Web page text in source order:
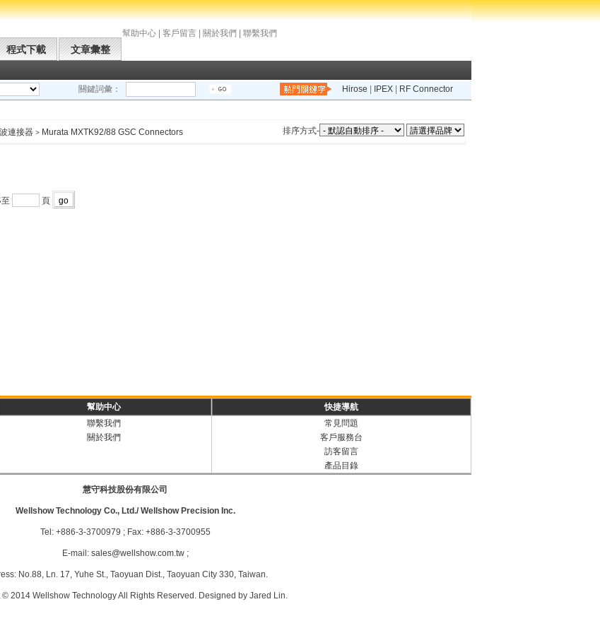
幫助中心 客戶留言 關於我們 聯繫我們
程式下載 文章彙整
關鍵詞彙：
Hirose IPEX RF Connector
連接器 > Murata MXTK92/88 GSC Connectors 排序方式-
頁
幫助中心
快捷導航
聯繫我們
關於我們
常見問題
客戶服務台
訪客留言
產品目錄
慧守科技股份有限公司
Wellshow Technology Co., Ltd./ Wellshow Precision Inc.
Tel: +886-3-3700979 ; Fax: +886-3-3700955
E-mail: sales@wellshow.com.tw;
No.88, Ln. 17, Yuhe St., Taoyuan Dist., Taoyuan City 330, Taiwan.
2014 Wellshow Technology All Rights Reserved. Designed by Jared Lin.